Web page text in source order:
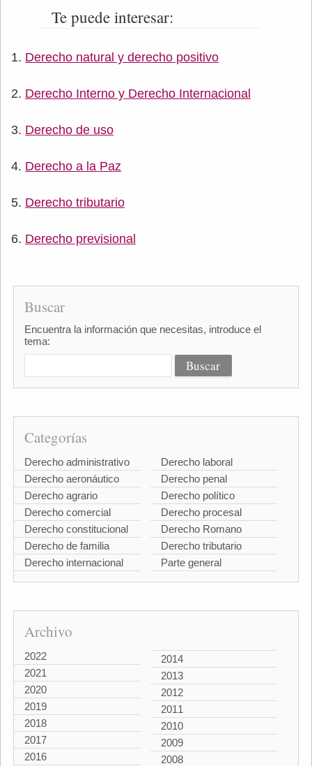
Te puede interesar:
Derecho natural y derecho positivo
Derecho Interno y Derecho Internacional
Derecho de uso
Derecho a la Paz
Derecho tributario
Derecho previsional
Buscar
Encuentra la información que necesitas, introduce el
tema:
Categorías
Derecho administrativo
Derecho aeronáutico
Derecho agrario
Derecho comercial
Derecho constitucional
Derecho de familia
Derecho internacional
Derecho laboral
Derecho penal
Derecho político
Derecho procesal
Derecho Romano
Derecho tributario
Parte general
Archivo
2022
2021
2020
2019
2018
2017
2016
2014
2013
2012
2011
2010
2009
2008